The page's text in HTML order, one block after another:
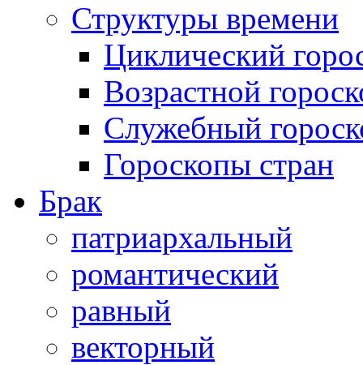
Структуры времени
Циклический
Возрастной
Служебный
Гороскопы стран
Брак
патриархальный
романтический
равный
векторный